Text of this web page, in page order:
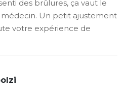
des brûlures, ça vaut le
Un petit ajustement
votre expérience de